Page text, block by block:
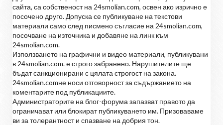
сайта, са собственост на 24smolian.com, освен ако изрично е
посочено друго. Допуска се публикуване на текстови
материали само след писмено съгласие на 24smolian.com,
посочване на източника и добавяне на линк към
24smolian.com.
Използването на графични и видео материали, публикувани
в 24smolian.com. е строго забранено. Нарушителите ще
бъдат санкционирани с цялата строгост на закона.
24smolian.comне носи отговорност за съдържанието на
коментарите под публикациите.
Администраторите на блог-форума запазват правото да
ограничават или блокират публикуването им. Призоваваме
ви за толерантност и спазване на добрия тон.